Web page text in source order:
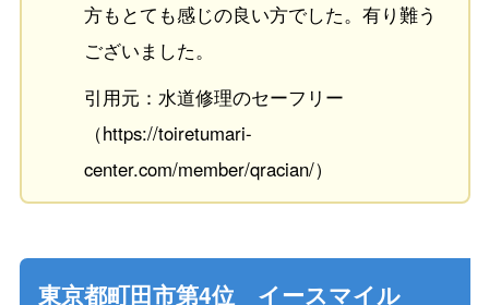
方もとても感じの良い方でした。有り難う
ございました。
引用元：水道修理のセーフリー
（https://toiretumari-
center.com/member/qracian/）
東京都町田市第4位 イースマイル